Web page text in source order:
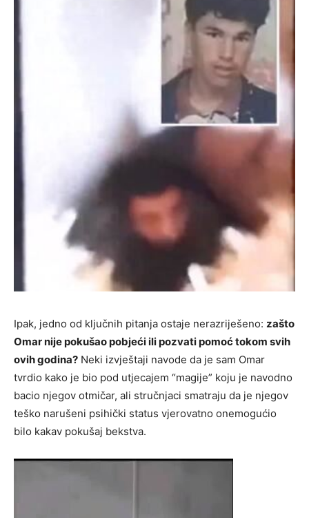
Ipak, jedno od ključnih pitanja ostaje nerazriješeno: zašto
Omar nije pokušao pobjeći ili pozvati pomoć tokom svih
ovih godina? Neki izvještaji navode da je sam Omar
tvrdio kako je bio pod utjecajem “magije” koju je navodno
bacio njegov otmičar, ali stručnjaci smatraju da je njegov
teško narušeni psihički status vjerovatno onemogućio
bilo kakav pokušaj bekstva.